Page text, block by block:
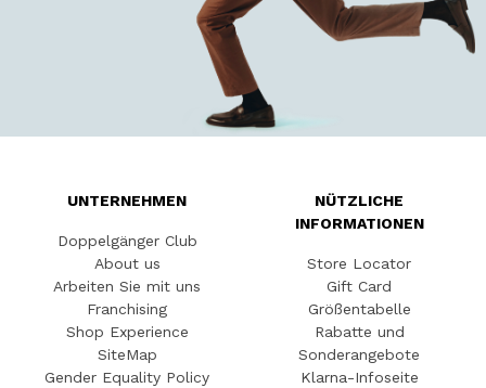
UNTERNEHMEN
Doppelgänger Club
About us
Arbeiten Sie mit uns
Franchising
Shop Experience
SiteMap
Gender Equality Policy
NÜTZLICHE
INFORMATIONEN
Store Locator
Gift Card
Größentabelle
Rabatte und
Sonderangebote
Klarna-Infoseite